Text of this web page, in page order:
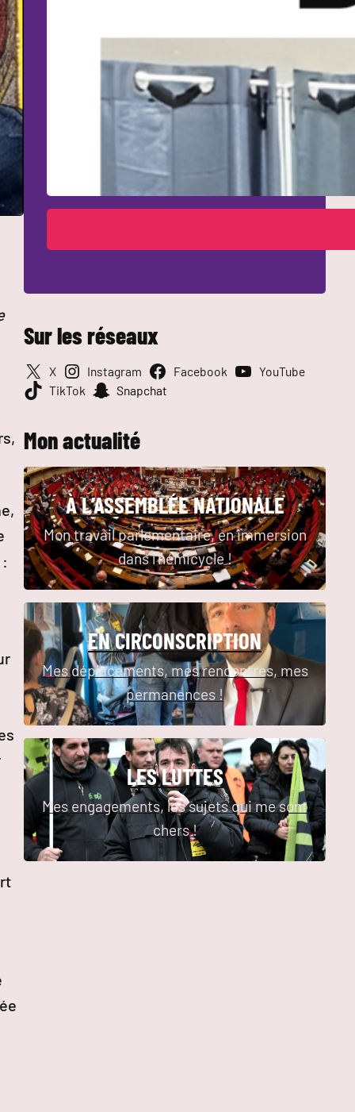
Sur les réseaux
X Instagram Facebook
YouTube
TikTok
Snapchat
Mon actualité
À L’ASSEMBLÉE NATIONALE
Mon travail parlementaire, en immersion
dans l’hémicycle !
EN CIRCONSCRIPTION
Mes déplacements, mes rencontres, mes
permanences !
LES LUTTES
Mes engagements, les sujets qui me sont
chers !